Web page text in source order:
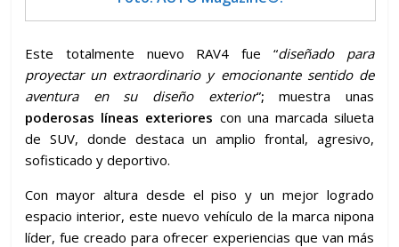
Este totalmente nuevo RAV4 fue “diseñado para
proyectar un extraordinario y emocionante sentido de
aventura en su diseño exterior”; muestra unas
poderosas líneas exteriores con una marcada silueta
de SUV, donde destaca un amplio frontal, agresivo,
sofisticado y deportivo.
Con mayor altura desde el piso y un mejor logrado
espacio interior, este nuevo vehículo de la marca nipona
líder, fue creado para ofrecer experiencias que van más